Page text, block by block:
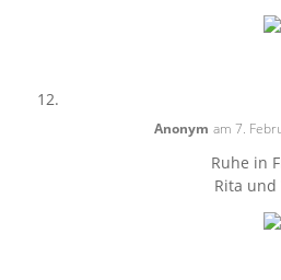
Anonym am 7.
Ruhe in
Rita